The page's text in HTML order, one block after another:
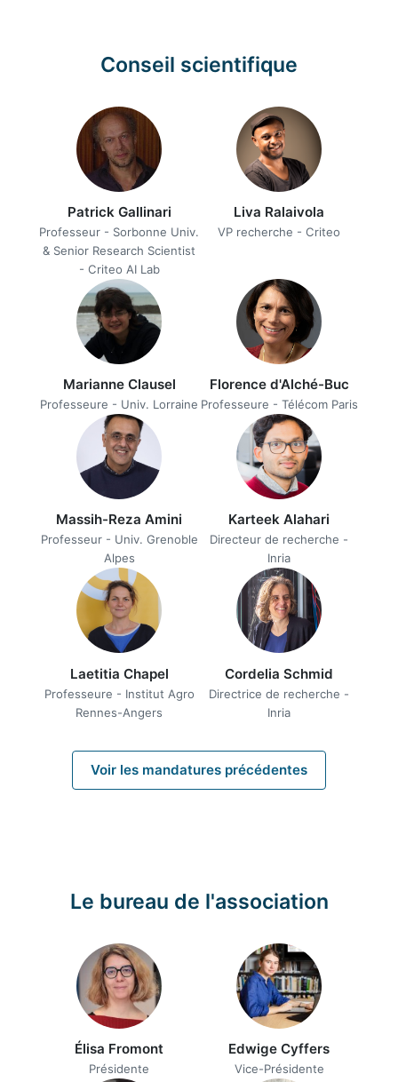
Conseil scientifique
Patrick Gallinari
Professeur - Sorbonne Univ.
& Senior Research Scientist
- Criteo AI Lab
Liva Ralaivola
VP recherche - Criteo
Marianne Clausel
Professeure - Univ. Lorraine
Florence d'Alché-Buc
Professeure - Télécom Paris
Massih-Reza Amini
Professeur - Univ. Grenoble
Alpes
Karteek Alahari
Directeur de recherche -
Inria
Laetitia Chapel
Professeure - Institut Agro
Rennes-Angers
Cordelia Schmid
Directrice de recherche -
Inria
Voir les mandatures précédentes
Le bureau de l'association
Élisa Fromont
Présidente
Edwige Cyffers
Vice-Présidente